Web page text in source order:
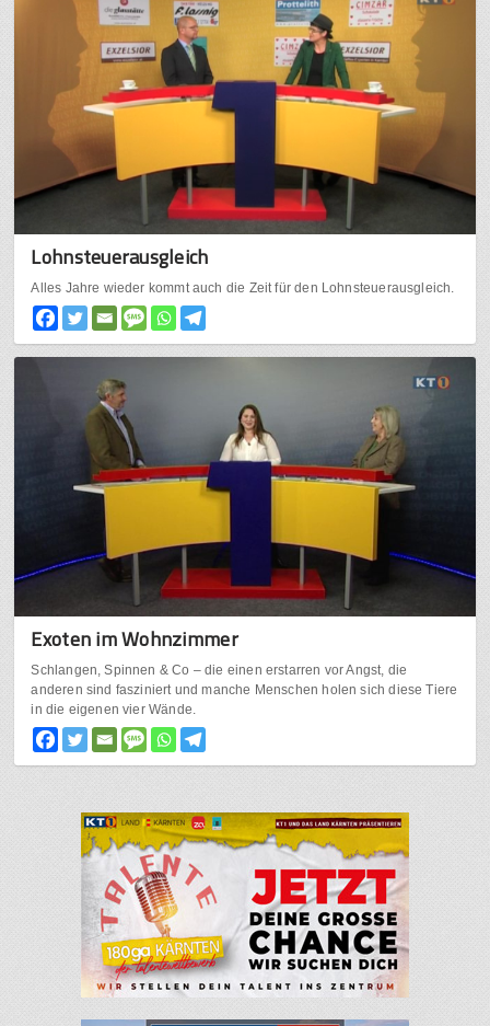
Lohnsteuerausgleich
Alles Jahre wieder kommt auch die Zeit für den Lohnsteuerausgleich.
Exoten im Wohnzimmer
Schlangen, Spinnen & Co – die einen erstarren vor Angst, die
anderen sind fasziniert und manche Menschen holen sich diese Tiere
in die eigenen vier Wände.